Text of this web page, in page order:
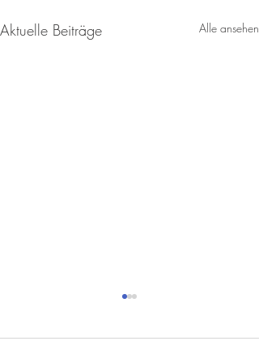
Aktuelle Beiträge Alle ansehen